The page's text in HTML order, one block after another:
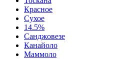
Красное
Сухое
14.5%
Санджовезе
Канайоло
Маммоло